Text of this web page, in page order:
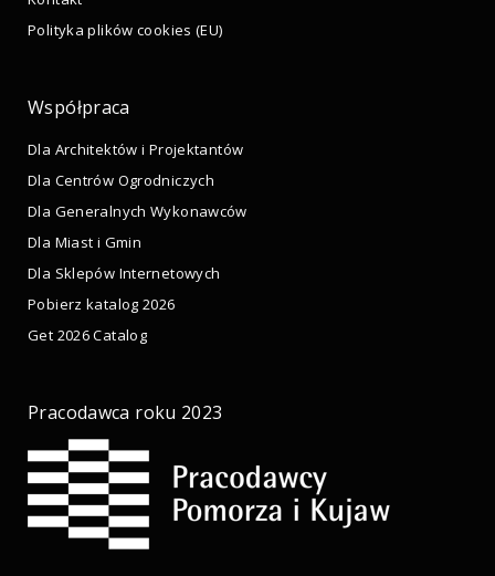
Polityka plików cookies (EU)
Współpraca
Dla Architektów i Projektantów
Dla Centrów Ogrodniczych
Dla Generalnych Wykonawców
Dla Miast i Gmin
Dla Sklepów Internetowych
Pobierz katalog 2026
Get 2026 Catalog
Pracodawca roku 2023